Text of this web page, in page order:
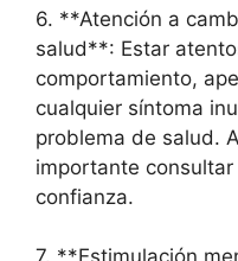
6. **Atención a
salud**: Estar
comportamiento,
cualquier síntoma
problema de salud.
importante
confianza.